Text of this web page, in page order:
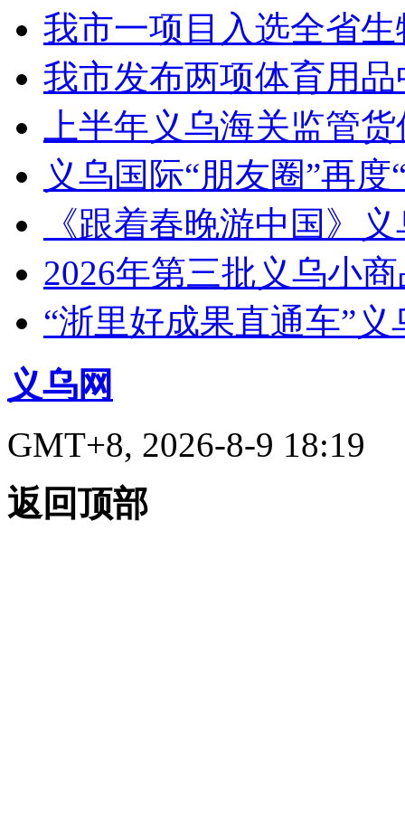
我市一项目入选全省
我市发布两项体育用
上半年义乌海关监管
义乌国际“朋友圈”再度
《跟着春晚游中国》
2026年第三批义乌小
“浙里好成果直通车”
义乌网
GMT+8, 2026-8-9 18:19
返回顶部